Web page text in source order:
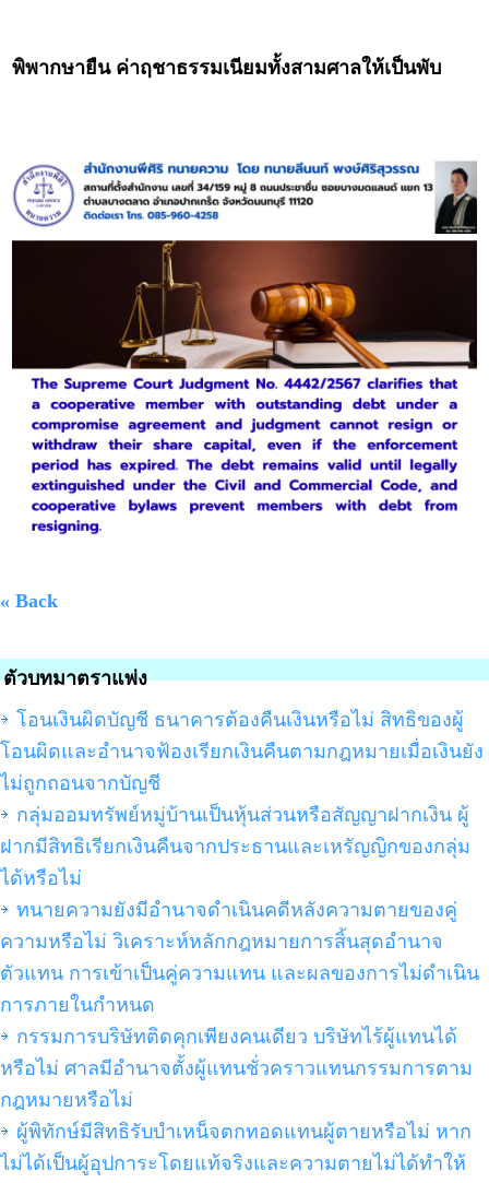
พิพากษายืน ค่าฤชาธรรมเนียมทั้งสามศาลให้เป็นพับ
« Back
ตัวบทมาตราแพ่ง
โอนเงินผิดบัญชี ธนาคารต้องคืนเงินหรือไม่ สิทธิของผู้
โอนผิดและอำนาจฟ้องเรียกเงินคืนตามกฎหมายเมื่อเงินยัง
ไม่ถูกถอนจากบัญชี
กลุ่มออมทรัพย์หมู่บ้านเป็นหุ้นส่วนหรือสัญญาฝากเงิน ผู้
ฝากมีสิทธิเรียกเงินคืนจากประธานและเหรัญญิกของกลุ่ม
ได้หรือไม่
ทนายความยังมีอำนาจดำเนินคดีหลังความตายของคู่
ความหรือไม่ วิเคราะห์หลักกฎหมายการสิ้นสุดอำนาจ
ตัวแทน การเข้าเป็นคู่ความแทน และผลของการไม่ดำเนิน
การภายในกำหนด
กรรมการบริษัทติดคุกเพียงคนเดียว บริษัทไร้ผู้แทนได้
หรือไม่ ศาลมีอำนาจตั้งผู้แทนชั่วคราวแทนกรรมการตาม
กฎหมายหรือไม่
ผู้พิทักษ์มีสิทธิรับบำเหน็จตกทอดแทนผู้ตายหรือไม่ หาก
ไม่ได้เป็นผู้อุปการะโดยแท้จริงและความตายไม่ได้ทำให้